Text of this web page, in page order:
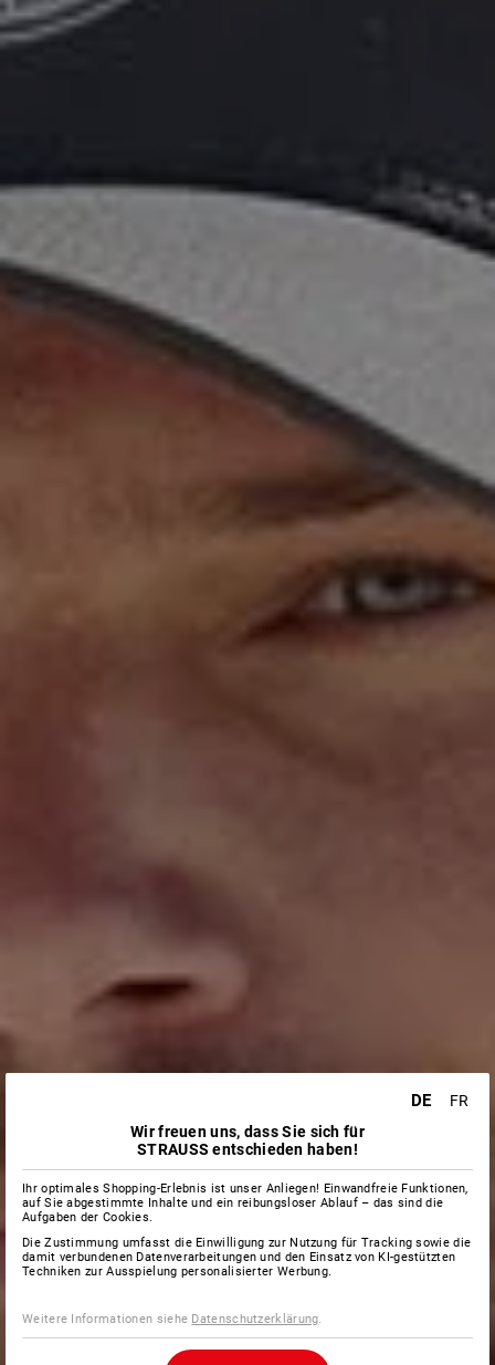
DE
FR
Wir freuen uns, dass Sie sich für
STRAUSS entschieden haben!
Ihr optimales Shopping-Erlebnis ist unser Anliegen! Einwandfreie Funktionen,
auf Sie abgestimmte Inhalte und ein reibungsloser Ablauf – das sind die
Aufgaben der Cookies.
Die Zustimmung umfasst die Einwilligung zur Nutzung für Tracking sowie die
damit verbundenen Datenverarbeitungen und den Einsatz von KI-gestützten
Techniken zur Ausspielung personalisierter Werbung.
Weitere Informationen siehe Datenschutzerklärung